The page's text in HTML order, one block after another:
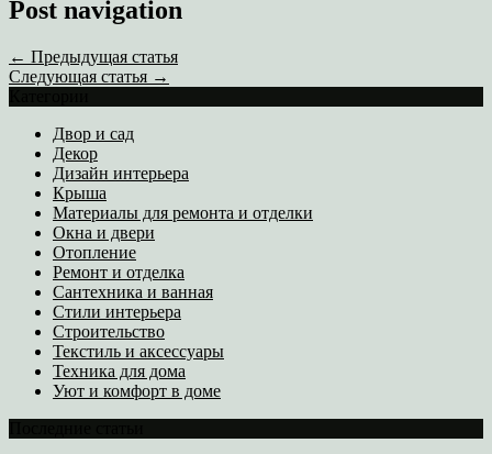
Post navigation
← Предыдущая статья
Следующая статья →
Двор и сад
Декор
Дизайн интерьера
Крыша
Материалы для ремонта и отделки
Окна и двери
Отопление
Ремонт и отделка
Сантехника и ванная
Стили интерьера
Строительство
Текстиль и аксессуары
Техника для дома
Уют и комфорт в доме